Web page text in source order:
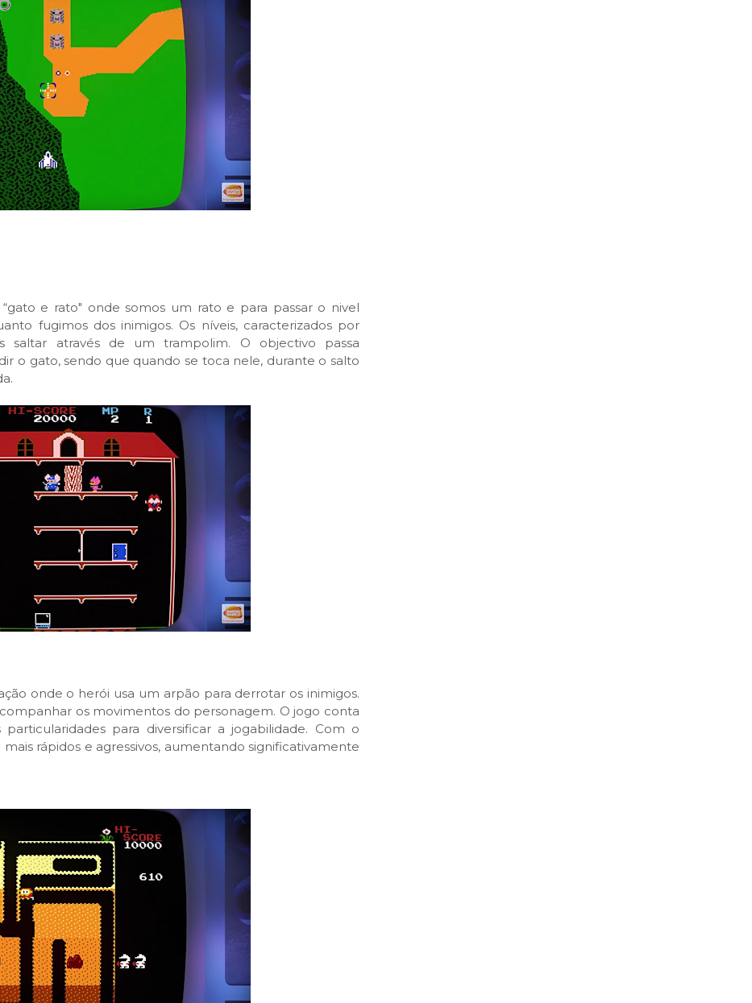
e rato" onde somos um rato e para passar o nivel
fugimos dos inimigos. Os níveis, caracterizados por
saltar através de um trampolim. O objectivo passa
o gato, sendo que quando se toca nele, durante o salto
onde o herói usa um arpão para derrotar os inimigos.
os movimentos do personagem. O jogo conta
para diversificar a jogabilidade. Com o
rápidos e agressivos, aumentando significativamente